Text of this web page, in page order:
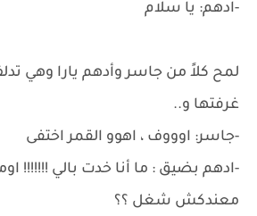
-ادهم: يا سلام
لمح كلاً من جاسر وأدهم يارا وهي
غرفتها و..
-جاسر: اوووف ، اهوو القمر اختفى
-ادهم بضيق : ما أنا خدت بالي !!!!!!!
معندكش شغل ؟؟